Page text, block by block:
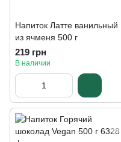
Напиток Латте ванильный
из ячменя 500 г
219 грн
В наличии